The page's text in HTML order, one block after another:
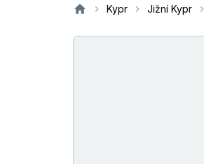
Kypr Jižní Kypr